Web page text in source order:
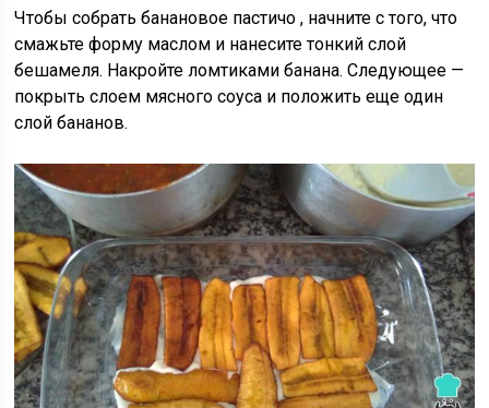
Чтобысобрать банановое пастичо , начните с того, что
смажьте форму маслом и нанесите тонкий слой
бешамеля. Накройте ломтиками банана. Следующее —
покрыть слоем мясного соуса и положить еще один
слой бананов.